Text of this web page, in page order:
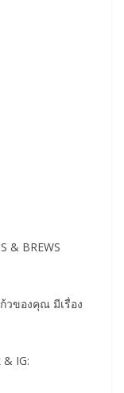
& BREWS
ของคุณ มีเรื่อง
IG: